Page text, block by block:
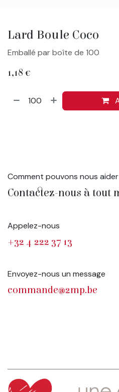
Lard Boule Coco
Emballé par boîte de 100
1,18 €
Comment pouvons nous
Contactez-nous à tout
Appelez-nous
+32 4 222 37 13
Envoyez-nous un message
commande@2mp.be